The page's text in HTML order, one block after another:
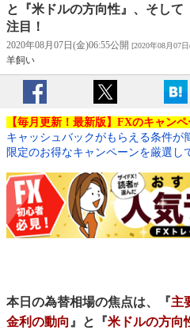
と『米ドルの方向性』、そし
注目！
2020年08月07日(金)06:55公開 [2020年08月07
羊飼い
【毎月更新！最新版】FXのキャン
キャッシュバックがもらえる条件が
限定のお得なキャンペーンを厳選し
本日の為替相場の焦点は、『主
金利の動向』と『米ドルの方向